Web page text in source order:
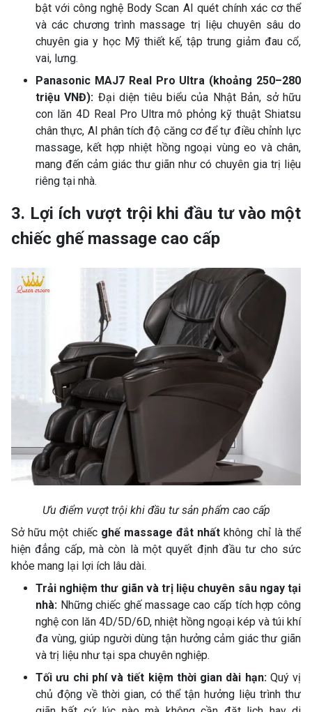
bật với công nghệ Body Scan AI quét chính xác cơ thể
và các chương trình massage trị liệu chuyên sâu do
chuyên gia y học Mỹ thiết kế, tập trung giảm đau cổ,
vai, lưng.
Panasonic MAJ7 Real Pro Ultra (khoảng 250–280
triệu VNĐ): Đại diện tiêu biểu của Nhật Bản, sở hữu
con lăn 4D Real Pro Ultra mô phỏng kỹ thuật Shiatsu
chân thực, AI phân tích độ căng cơ để tự điều chỉnh lực
massage, kết hợp nhiệt hồng ngoại vùng eo và chân,
mang đến cảm giác thư giãn như có chuyên gia trị liệu
riêng tại nhà.
3. Lợi ích vượt trội khi đầu tư vào một
chiếc ghế massage cao cấp
Ưu điểm vượt trội khi đầu tư sản phẩm cao cấp
Sở hữu một chiếcghế massage đắt nhất không chỉ là thể
hiện đẳng cấp, mà còn là một quyết định đầu tư cho sức
khỏe mang lại lợi ích lâu dài.
Trải nghiệm thư giãn và trị liệu chuyên sâu ngay tại
nhà: Những chiếc ghế massage cao cấp tích hợp công
nghệ con lăn 4D/5D/6D, nhiệt hồng ngoại kép và túi khí
đa vùng, giúp người dùng tận hưởng cảm giác thư giãn
và trị liệu như tại spa chuyên nghiệp.
Tối ưu chi phí và tiết kiệm thời gian dài hạn:Quý vị
chủ động về thời gian, có thể tận hưởng liệu trình thư